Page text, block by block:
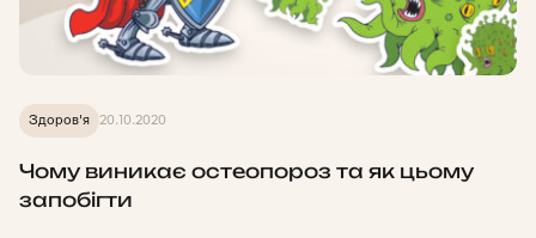
Здоров'я 20.10.2020
Чому виникає остеопороз та як цьому
запобігти